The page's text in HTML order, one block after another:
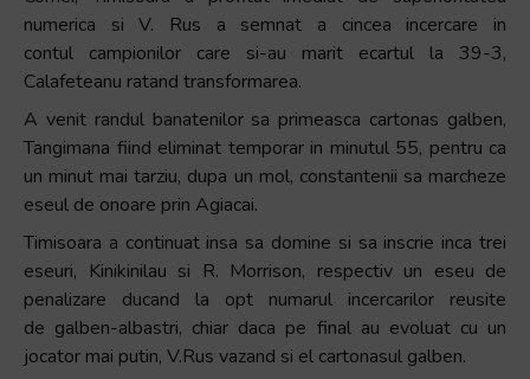
numerica si V. Rus a semnat a cincea incercare in
contul campionilor care si-au marit ecartul la 39-3,
Calafeteanu ratand transformarea.
A venit randul banatenilor sa primeasca cartonas galben,
Tangimana fiind eliminat temporar in minutul 55, pentru ca
un minut mai tarziu, dupa un mol, constantenii sa marcheze
eseul de onoare prin Agiacai.
Timisoara a continuat insa sa domine si sa inscrie inca trei
eseuri, Kinikinilau si R. Morrison, respectiv un eseu de
penalizare ducand la opt numarul incercarilor reusite
de galben-albastri, chiar daca pe final au evoluat cu un
jocator mai putin, V.Rus vazand si el cartonasul galben.